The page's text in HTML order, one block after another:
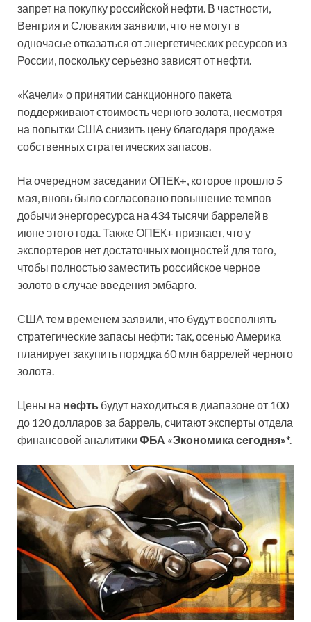
запрет на покупку российской нефти. В частности,
Венгрия и Словакия заявили, что не могут в
одночасье отказаться от энергетических ресурсов из
России, поскольку серьезно зависят от нефти.
«Качели» о принятии санкционного пакета
поддерживают стоимость черного золота, несмотря
на попытки США снизить цену благодаря продаже
собственных стратегических запасов.
На очередном заседании ОПЕК+, которое прошло 5
мая, вновь было согласовано повышение темпов
добычи энергоресурса на 434 тысячи баррелей в
июне этого года. Также ОПЕК+ признает, что у
экспортеров нет достаточных мощностей для того,
чтобы полностью заместить российское черное
золото в случае введения эмбарго.
США тем временем заявили, что будут восполнять
стратегические запасы нефти: так, осенью Америка
планирует закупить порядка 60 млн баррелей черного
золота.
Цены на нефть будут находиться в диапазоне от 100
до 120 долларов за баррель, считают эксперты отдела
финансовой аналитики ФБА «Экономика сегодня»*.